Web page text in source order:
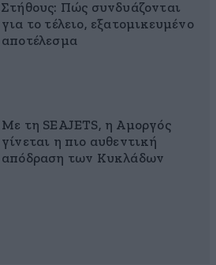
Στήθους: Πώς συνδυάζονται
για το τέλειο, εξατομικευμένο
αποτέλεσμα
Με τη SEAJETS, η Αμοργός
γίνεται η πιο αυθεντική
απόδραση των Κυκλάδων